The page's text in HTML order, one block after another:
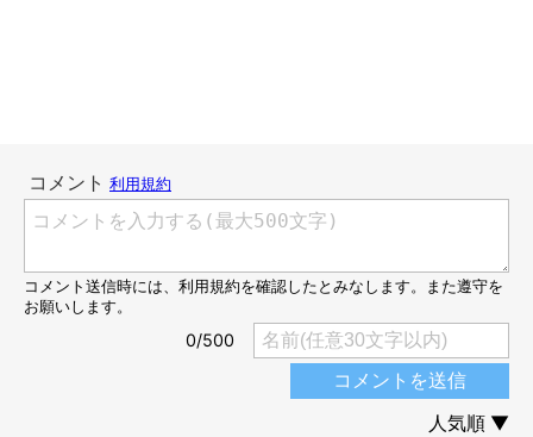
猫のタイミングの良さにはいつも驚きです。都合良く飼い主を使
っているとも言えます…(笑)